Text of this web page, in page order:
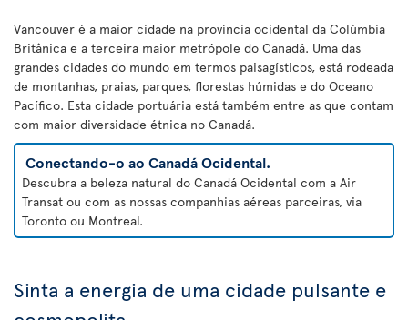
Vancouver é a maior cidade na província ocidental da Colúmbia
Britânica e a terceira maior metrópole do Canadá. Uma das
grandes cidades do mundo em termos paisagísticos, está rodeada
de montanhas, praias, parques, florestas húmidas e do Oceano
Pacífico. Esta cidade portuária está também entre as que contam
com maior diversidade étnica no Canadá.
Conectando-o ao Canadá Ocidental.
Descubra a beleza natural do Canadá Ocidental com a Air
Transat ou com as nossas companhias aéreas parceiras, via
Toronto ou Montreal.
Sinta a energia de uma cidade pulsante e